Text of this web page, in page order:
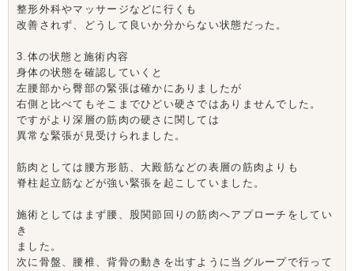
整形外科やマッサージなどに行くも
改善されず、どうして良いか分からない状態だった。
3.体の状態と施術内容
身体の状態を確認していくと
左腰部から臀部の緊張は確かにありましたが
右側と比べてもそこまでひどい硬さではありませんでした。
ですがより深層の筋肉の硬さに関しては
異常な緊張が見受けられました。
筋肉としては腰方形筋、大殿筋などの表層の筋肉よりも
脊柱起立筋などが強い緊張を起こしていました。
施術としてはまず腰、股関節回りの筋肉へアプローチをしてい
き
ました。
次に骨盤、腰椎、背骨の動きを出すように当グループで行って